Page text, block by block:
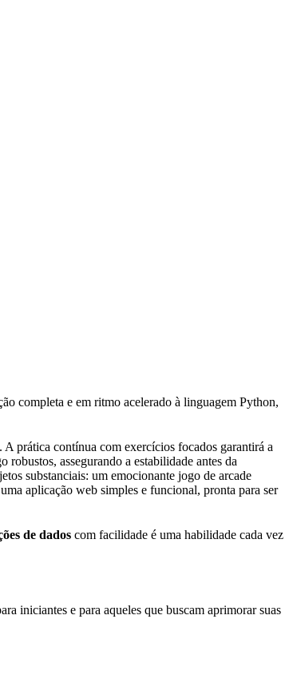
completa e em ritmo acelerado à linguagem Python,
prática contínua com exercícios focados garantirá a
assegurando a estabilidade antes da
substanciais: um emocionante jogo de arcade
aplicação web simples e funcional, pronta para ser
de dados com facilidade é uma habilidade cada vez
iniciantes e para aqueles que buscam aprimorar suas